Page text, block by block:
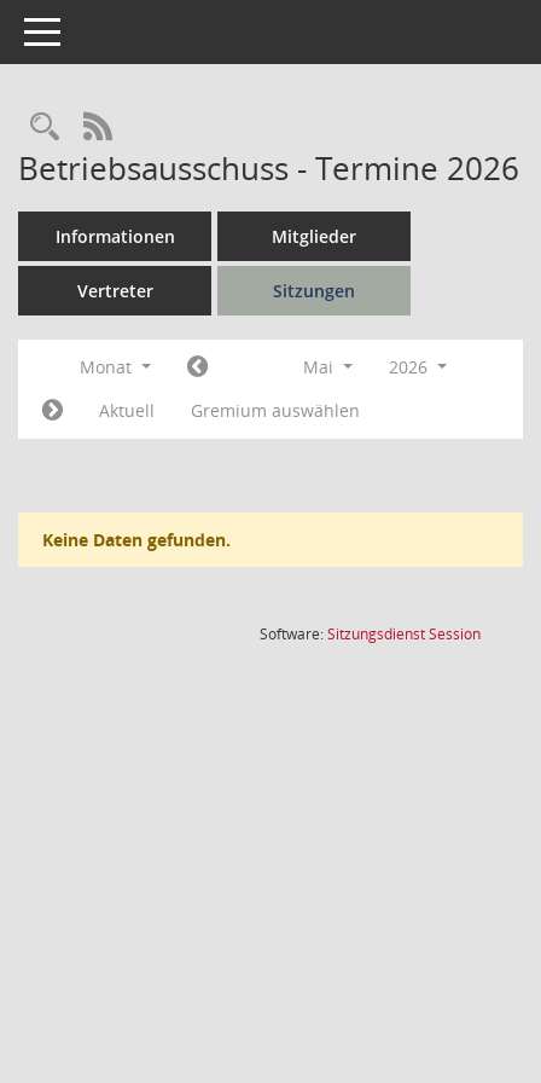
Toggle navigation
Rechercheauswahl
RSS-Feed
Betriebsausschuss - Termine 2026
Informationen Mitglieder
Vertreter Sitzungen
Monat Mai
2026
Aktuell
Gremium auswählen
Keine Daten gefunden.
Software:SitzungsdienstSession(Wird in